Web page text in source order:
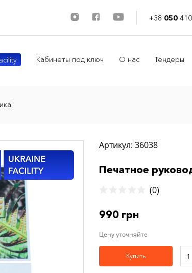
+38 050
Кабинеты под ключ О нас Тендеры
Артикул: 36038
Печатное
(0)
990 грн
Цену уточняйте
Купить